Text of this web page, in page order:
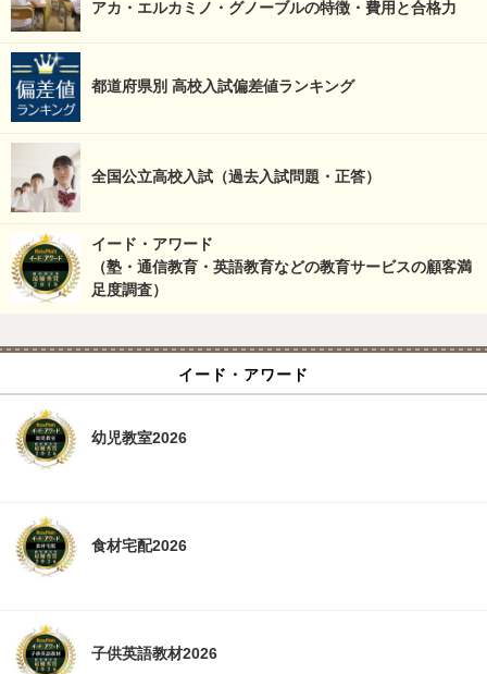
アカ・エルカミノ・グノーブルの特徴・費用と合格力
都道府県別 高校入試偏差値ランキング
全国公立高校入試（過去入試問題・正答）
イード・アワード
（塾・通信教育・英語教育などの教育サービスの顧客満
足度調査）
イード・アワード
幼児教室2026
食材宅配2026
子供英語教材2026